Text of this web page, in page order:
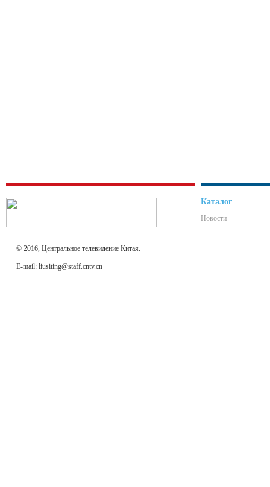
© 2016, Центральное телевидение Китая.
E-mail: liusiting@staff.cntv.cn
Каталог
Новости